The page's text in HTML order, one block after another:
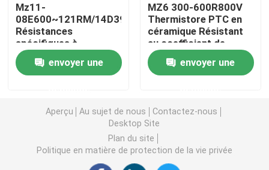
Thermistance de SMD NTC
Le thermistore NTC de puissance
Mz11-
08E600~121RM/14D391
Résistances
spécifiques à
l'instrument électrique
envoyer une
MZ6 300-600R800V
Thermistore PTC en
céramique Résistant
au coefficient de
température positive
pour les ballasts
envoyer une
Aperçu Au sujet de nous
Contactez-nous
Desktop Site
Plan du site
Politique en matière de protection de la vie privée